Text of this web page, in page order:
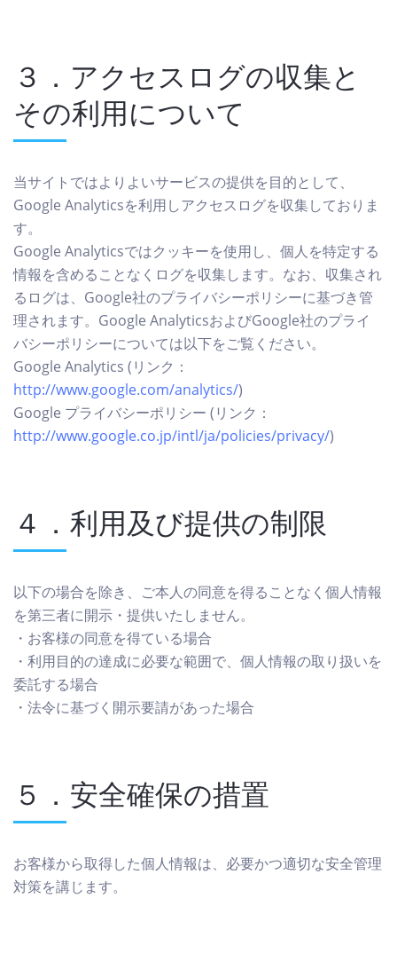
３．アクセスログの収集と
その利用について
当サイトではよりよいサービスの提供を目的として、
Google Analyticsを利用しアクセスログを収集しておりま
す。
Google Analyticsではクッキーを使用し、個人を特定する
情報を含めることなくログを収集します。なお、収集され
るログは、Google社のプライバシーポリシーに基づき管
理されます。Google AnalyticsおよびGoogle社のプライ
バシーポリシーについては以下をご覧ください。
Google Analytics (リンク：
http://www.google.com/analytics/)
Google プライバシーポリシー (リンク：
http://www.google.co.jp/intl/ja/policies/privacy/)
４．利用及び提供の制限
以下の場合を除き、ご本人の同意を得ることなく個人情報
を第三者に開示・提供いたしません。
・お客様の同意を得ている場合
・利用目的の達成に必要な範囲で、個人情報の取り扱いを
委託する場合
・法令に基づく開示要請があった場合
５．安全確保の措置
お客様から取得した個人情報は、必要かつ適切な安全管理
対策を講じます。